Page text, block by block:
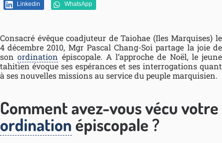
Linkedin WhatsApp
Consacré évêque coadjuteur de Taiohae (Iles Marquises) le
4 décembre 2010, Mgr Pascal Chang-Soi partage la joie de
sonordination épiscopale. A l’approche de Noël, le jeune
tahitien évoque ses espérances et ses interrogations quant
à ses nouvelles missions au service du peuple marquisien.
Comment avez-vous vécu votre
ordination épiscopale ?